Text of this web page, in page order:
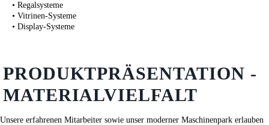
• Regalsysteme
• Vitrinen-Systeme
• Display-Systeme
PRODUKTPRÄSENTATION -
MATERIALVIELFALT
Unsere erfahrenen Mitarbeiter sowie unser moderner Maschinenpark erlauben